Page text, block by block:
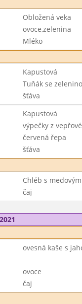
Obložená veka
ovoce,zelenina
Mléko
Kapustová
Tuňák se
šťáva
Kapustová
výpečky z
červená řepa
šťáva
Chléb s
čaj
ovesná kaše s
ovoce
čaj